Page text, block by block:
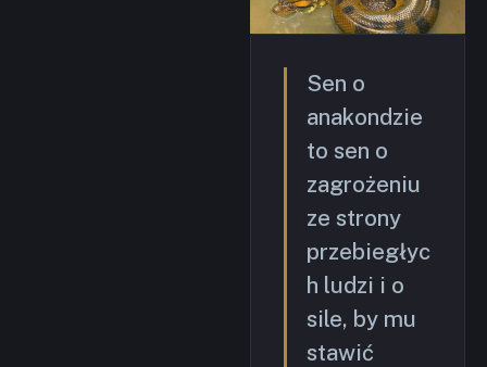
Sen o
anakondzie
to sen o
zagrożeniu
ze strony
przebiegłyc
h ludzi i o
sile, by mu
stawić